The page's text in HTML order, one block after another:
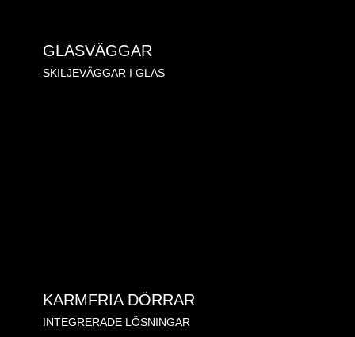
GLASVÄGGAR
SKILJEVÄGGAR I GLAS
KARMFRIA DÖRRAR
INTEGRERADE LÖSNINGAR